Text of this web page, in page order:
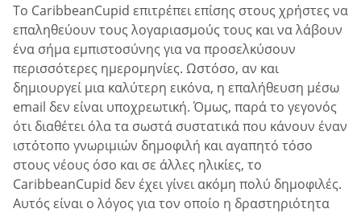
Το CaribbeanCupid επιτρέπει επίσης στους χρήστες να
επαληθεύουν τους λογαριασμούς τους και να λάβουν
ένα σήμα εμπιστοσύνης για να προσελκύσουν
περισσότερες ημερομηνίες. Ωστόσο, αν και
δημιουργεί μια καλύτερη εικόνα, η επαλήθευση μέσω
email δεν είναι υποχρεωτική. Όμως, παρά το γεγονός
ότι διαθέτει όλα τα σωστά συστατικά που κάνουν έναν
ιστότοπο γνωριμιών δημοφιλή και αγαπητό τόσο
στους νέους όσο και σε άλλες ηλικίες, το
CaribbeanCupid δεν έχει γίνει ακόμη πολύ δημοφιλές.
Αυτός είναι ο λόγος για τον οποίο η δραστηριότητα